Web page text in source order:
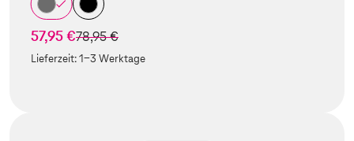
57,95 €statt
78,95 €
Lieferzeit:1-3 Werktage